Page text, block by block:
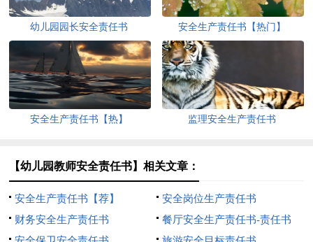
幼儿园园长安全责任书 安全生产责任书【热门】
安全生产责任书【热】 监理安全生产责任书
【幼儿园教师安全责任书】相关文章：
安全生产责任书【荐】
安全岗位生产责任书
财务安全生产责任书
餐厅安全生产责任书-责任书